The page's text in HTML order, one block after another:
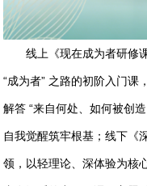
线上《现在成为者研修
“成为者” 之路的初阶入门课
解答 “来自何处、如何被创
自我觉醒筑牢根基；线下《
领，以轻理论、深体验为核